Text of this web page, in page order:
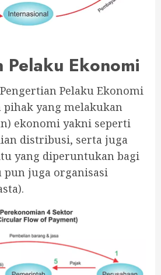
Pelaku Ekonomi
Pelaku Ekonomi
yang melakukan
ekonomi yakni seperti
distribusi, serta juga
yang diperuntukan bagi
pun juga organisasi